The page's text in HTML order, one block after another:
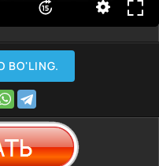
BO'LING.